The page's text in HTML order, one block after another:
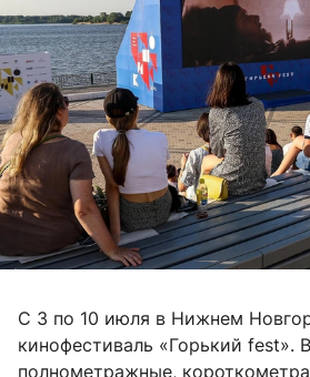
С 3 по 10 июля в Нижнем
кинофестиваль «Горький fest».
полнометражные,